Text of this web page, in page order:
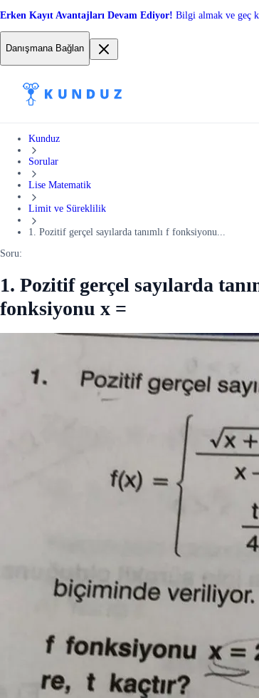
Erken Kayıt Avantajları Devam Ediyor! Bilgi almak ve geç
Danışmana Bağlan
Kunduz
Sorular
Lise Matematik
Limit ve Süreklilik
1. Pozitif gerçel sayılarda tanımlı f fonksiyonu...
Soru:
1. Pozitif gerçel sayılarda
fonksiyonu x =